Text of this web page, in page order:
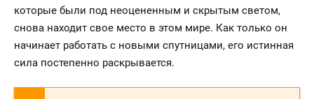
которые были под неоцененным и скрытым светом,
снова находит свое место в этом мире. Как только он
начинает работать с новыми спутницами, его истинная
сила постепенно раскрывается.